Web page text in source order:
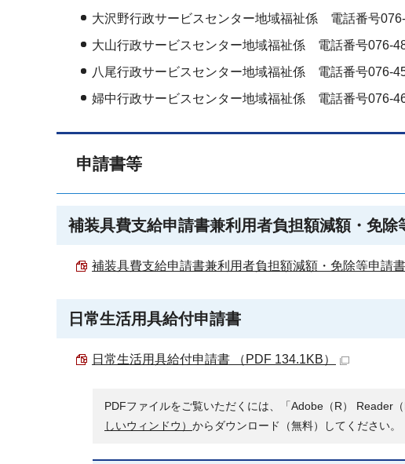
大沢野行政サービスセンター地域福祉係 電話番号
大山行政サービスセンター地域福祉係 電話番号076-
八尾行政サービスセンター地域福祉係 電話番号076-
婦中行政サービスセンター地域福祉係 電話番号076-
申請書等
補装具費支給申請書兼利用者負担額減額・免除
補装具費支給申請書兼利用者負担額減額・免除等申請
日常生活用具給付申請書
日常生活用具給付申請書 （PDF 134.1KB）
PDFファイルをご覧いただくには、「Adobe（R） Reader
しいウィンドウ） からダウンロード（無料）してください。